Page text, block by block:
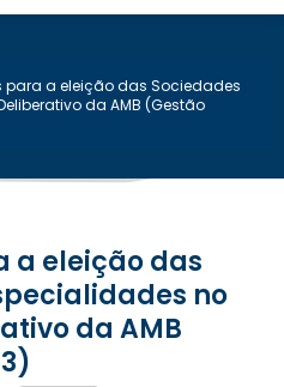
para a eleição das Sociedades
da AMB (Gestão
no
da AMB